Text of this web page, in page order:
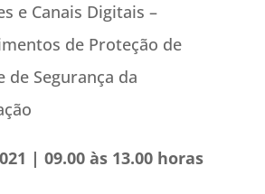
e Canais Digitais –
de Proteção de
de Segurança da
| 09.00 às 13.00 horas